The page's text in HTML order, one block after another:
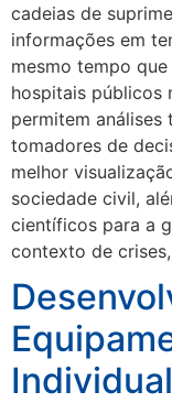
cadeias de
informações em
mesmo tempo
hospitais públicos
permitem análises
tomadores de
melhor
sociedade civil,
científicos para a
contexto de